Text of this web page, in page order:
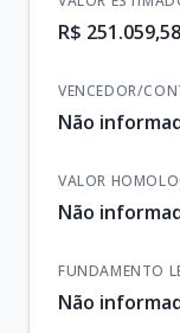
R$ 251.059,58
VENCEDOR/
Não
VALOR
Não
FUNDAMENTO
Não